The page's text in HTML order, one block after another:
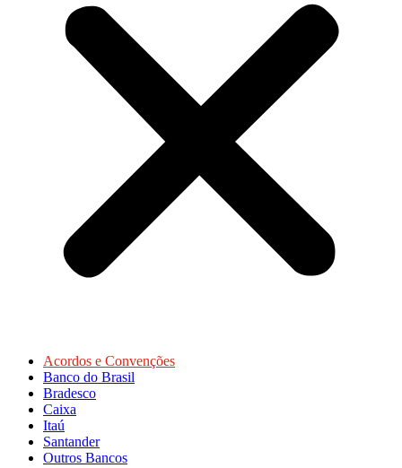
Acordos e Convenções
Banco do Brasil
Bradesco
Caixa
Itaú
Santander
Outros Bancos